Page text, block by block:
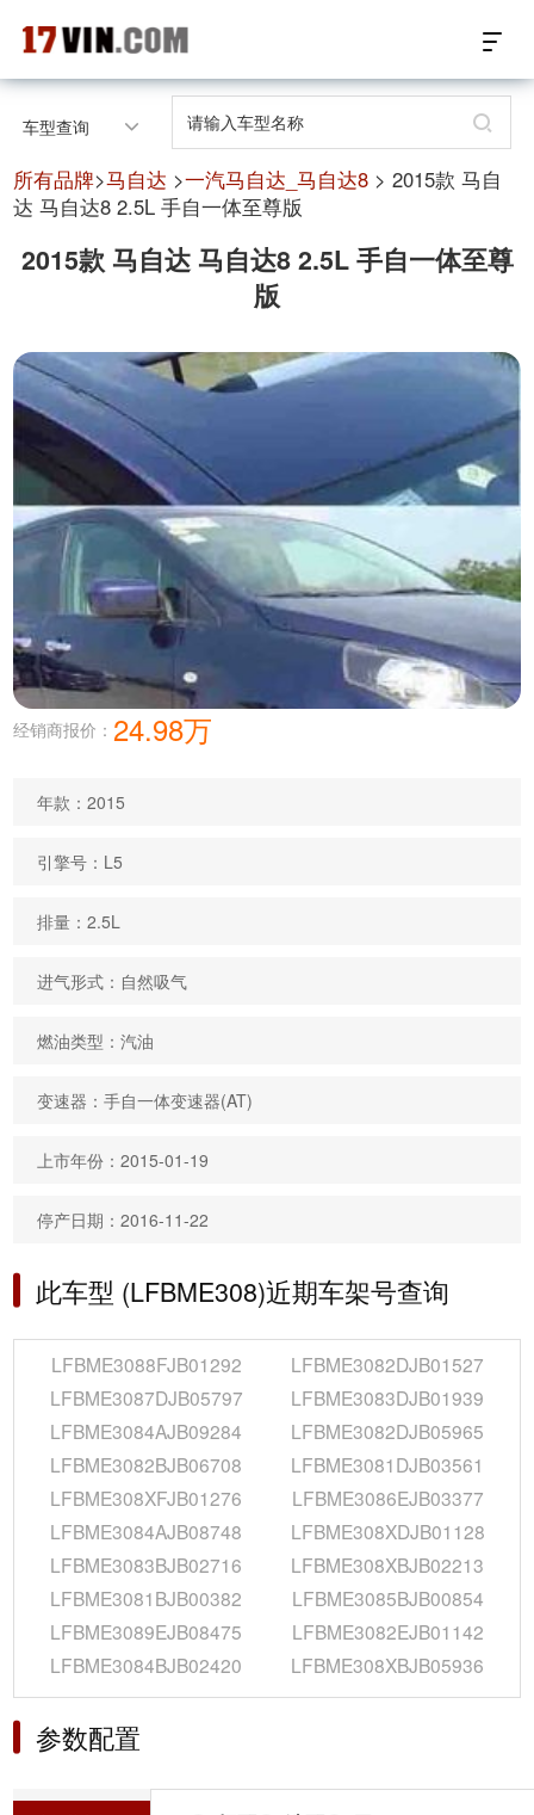
17VIN车架号查询首页
汽配数据开放接口
汽配产品车型适配
汽配产品电子目录
微信群智能客服
个性化私人定制
关于我们
车型查询
所有品牌>马自达 >一汽马自达_马自达8 > 2015款 马自
达 马自达8 2.5L 手自一体至尊版
2015款 马自达 马自达8 2.5L 手自一体至尊
版
经销商报价： 24.98万
年款：2015
引擎号：L5
排量：2.5L
进气形式：自然吸气
燃油类型：汽油
变速器：手自一体变速器(AT)
上市年份：2015-01-19
停产日期：2016-11-22
此车型 (LFBME308)近期车架号查询
LFBME3088FJB01292
LFBME3082DJB01527
LFBME3087DJB05797
LFBME3083DJB01939
LFBME3084AJB09284
LFBME3082DJB05965
LFBME3082BJB06708
LFBME3081DJB03561
LFBME308XFJB01276
LFBME3086EJB03377
LFBME3084AJB08748
LFBME308XDJB01128
LFBME3083BJB02716
LFBME308XBJB02213
LFBME3081BJB00382
LFBME3085BJB00854
LFBME3089EJB08475
LFBME3082EJB01142
LFBME3084BJB02420
LFBME308XBJB05936
参数配置